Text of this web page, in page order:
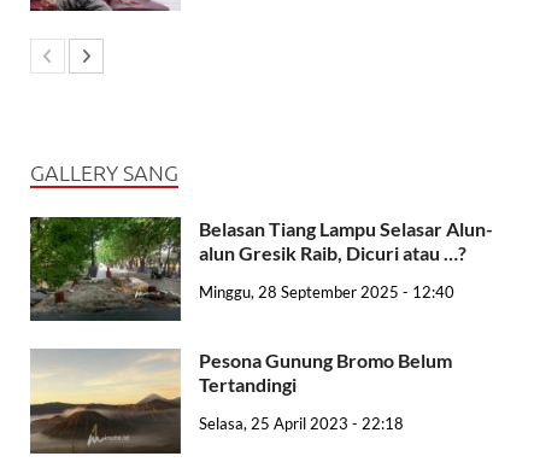
GALLERY SANG
Belasan Tiang Lampu Selasar Alun-
alun Gresik Raib, Dicuri atau …?
Minggu, 28 September 2025 - 12:40
Pesona Gunung Bromo Belum
Tertandingi
Selasa, 25 April 2023 - 22:18